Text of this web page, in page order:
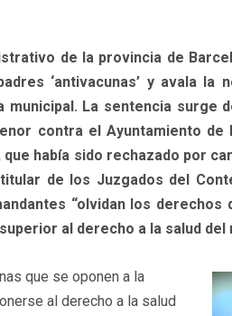
de la provincia de
‘antivacunas’ y avala la
La sentencia surge
contra el Ayuntamiento de
había sido rechazado por
de los Juzgados del
“olvidan los derechos
al derecho a la salud del
que se oponen a la
al derecho a la salud